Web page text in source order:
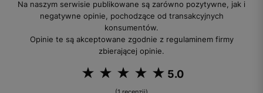
Na naszym serwisie publikowane są zarówno pozytywne, jak i
negatywne opinie, pochodzące od transakcyjnych
konsumentów.
Opinie te są akceptowane zgodnie z regulaminem firmy
zbierającej opinie.
5.0